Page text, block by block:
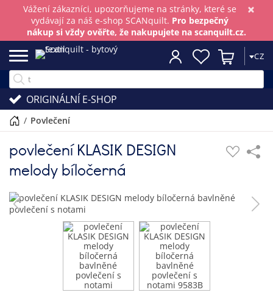
×
Vážení zákazníci, upozorňujeme na stránky, které se
vydávají za náš e-shop SCANquilt. Pro bezpečný
nákup si vždy ověřte, že nakupujete na scanquilt.cz.
CZ
ORIGINÁLNÍ E-SHOP
/ povlečení
povlečení KLASIK DESIGN
melody bíločerná